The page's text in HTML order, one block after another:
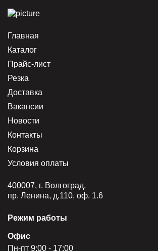
Главная
Каталог
Прайс-лист
Резка
Доставка
Вакансии
Новости
Контакты
Корзина
Условия оплаты
400007, г. Волгоград,
пр. Ленина, д.110, оф. 1.6
Режим работы
Офис
Пн-пт 9:00 - 17:00